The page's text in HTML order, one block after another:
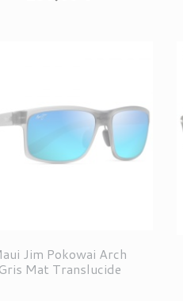
Jim Pokowai Arch
Gris Mat Translucide